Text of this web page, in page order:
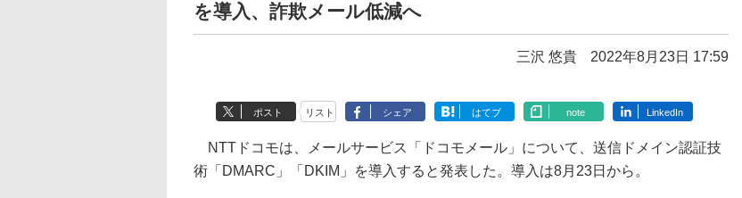
を導入、詐欺メール低減へ
三沢 悠貴 2022年8月23日 17:59
ポスト リスト シェア はてブ note LinkedIn
NTTドコモは、メールサービス「ドコモメール」について、送信ドメイン認証技
術「DMARC」「DKIM」を導入すると発表した。導入は8月23日から。